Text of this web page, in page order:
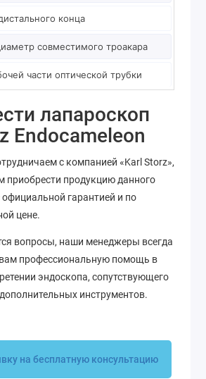
конца
совместимого троакара
части оптической трубки
лапароскоп
Endocameleon
с компанией «Karl Storz»,
приобрести продукцию данного
официальной гарантией и по
цене.
вопросы, наши менеджеры всегда
профессиональную помощь в
эндоскопа, сопутствующего
инструментов.
на бесплатную консультацию